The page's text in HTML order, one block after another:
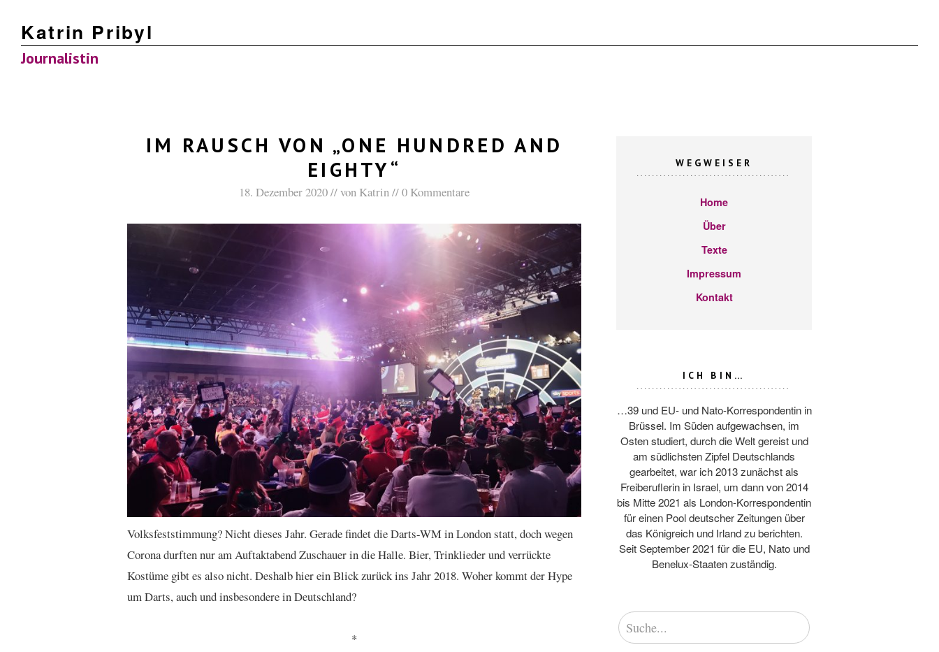
Katrin Pribyl
Journalistin
IM RAUSCH VON „ONE HUNDRED AND
EIGHTY“
18. Dezember 2020 von Katrin 0 Kommentare
Volksfeststimmung? Nicht dieses Jahr. Gerade findet die Darts-WM in London statt, doch wegen
Corona durften nur am Auftaktabend Zuschauer in die Halle. Bier, Trinklieder und verrückte
Kostüme gibt es also nicht. Deshalb hier ein Blick zurück ins Jahr 2018. Woher kommt der Hype
um Darts, auch und insbesondere in Deutschland?
*
WEGWEISER
Home
Über
Texte
Impressum
Kontakt
ICH BIN…
…39 und EU- und Nato-Korrespondentin in
Brüssel. Im Süden aufgewachsen, im
Osten studiert, durch die Welt gereist und
am südlichsten Zipfel Deutschlands
gearbeitet, war ich 2013 zunächst als
Freiberuflerin in Israel, um dann von 2014
bis Mitte 2021 als London-Korrespondentin
für einen Pool deutscher Zeitungen über
das Königreich und Irland zu berichten.
Seit September 2021 für die EU, Nato und
Benelux-Staaten zuständig.